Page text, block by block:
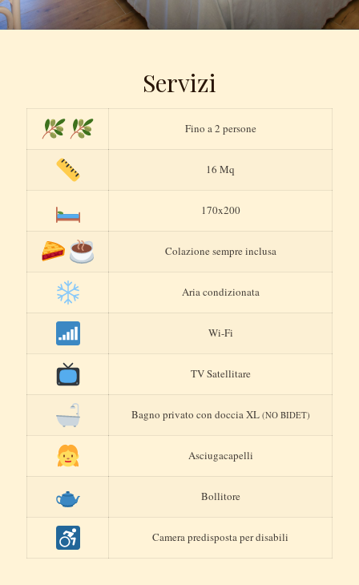
Servizi
Fino a 2 persone
16 Mq
170x200
Colazione sempre inclusa
Aria condizionata
Wi-Fi
TV Satellitare
Bagno privato con doccia XL (NO BIDET)
Asciugacapelli
Bollitore
Camera predisposta per disabili